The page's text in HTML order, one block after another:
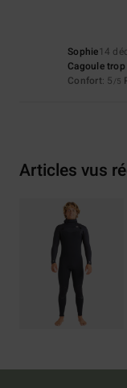
Sophie14
Cagoule
Confort: 5 /5
Articles vus